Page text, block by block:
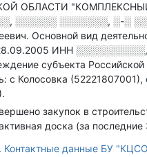
ОБЛАСТИ
░░░░░░ ░░░░░░░, ░-░
Основной вид
ИНН ░░░░░░░░░░,
субъекта
с Колосовка (52221807001),
закупок в
доска (за последние
Контактные данные БУ